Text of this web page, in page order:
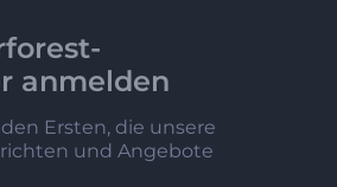
anmelden
Ersten, die unsere
und Angebote